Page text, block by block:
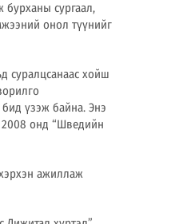
бурханы сургаал,
онол түүнийг
суралцсанаас хойш
үзэж байна. Энэ
2008 онд “Шведийн
ажиллаж